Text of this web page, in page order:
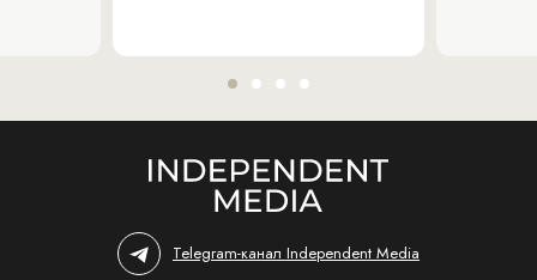
Telegram-канал Independent Media